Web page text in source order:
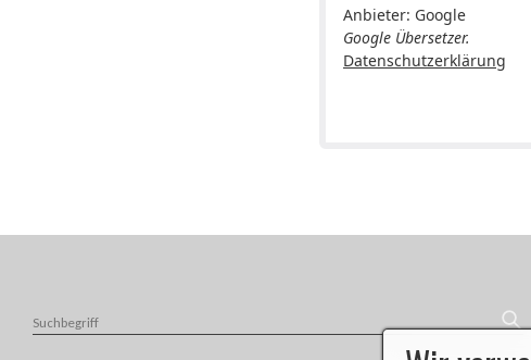
Anbieter: Google
Google Übersetzer.
Datenschutzerklärung